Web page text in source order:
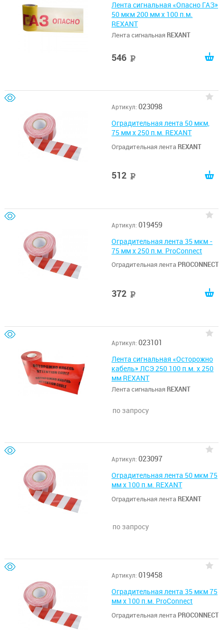
Лента сигнальная «Опасно ГАЗ»
50 мкм 200 мм х 100 п.м.
REXANT
Лента сигнальная REXANT
546
Артикул: 023098
Оградительная лента 50 мкм,
75 мм х 250 п.м. REXANT
Оградительная лента REXANT
512
Артикул: 019459
Оградительная лента 35 мкм -
75 мм х 250 п.м. ProConnect
Оградительная лента PROCONNECT
372
Артикул: 023101
Лента сигнальная «Осторожно
кабель» ЛСЭ 250 100 п.м. х 250
мм REXANT
Лента сигнальная REXANT
по запросу
Артикул: 023097
Оградительная лента 50 мкм 75
мм х 100 п.м. REXANT
Оградительная лента REXANT
по запросу
Артикул: 019458
Оградительная лента 35 мкм 75
мм х 100 п.м. ProConnect
Оградительная лента PROCONNECT